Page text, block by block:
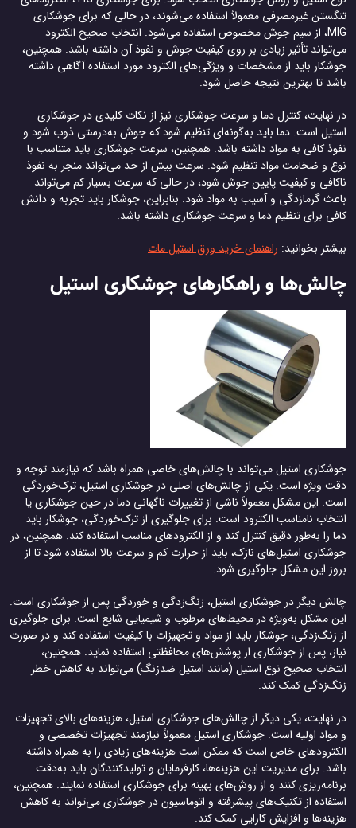
تنگستن غیرمصرفی معمولاً استفاده می‌شوند، در حالی که برای جوشکاری
MIG، از سیم جوش مخصوص استفاده می‌شود. انتخاب صحیح الکترود
می‌تواند تأثیر زیادی بر روی کیفیت جوش و نفوذ آن داشته باشد. همچنین،
جوشکار باید از مشخصات و ویژگی‌های الکترود مورد استفاده آگاهی داشته
باشد تا بهترین نتیجه حاصل شود.
در نهایت، کنترل دما و سرعت جوشکاری نیز از نکات کلیدی در جوشکاری
استیل است. دما باید به‌گونه‌ای تنظیم شود که جوش به‌درستی ذوب شود و
نفوذ کافی به مواد داشته باشد. همچنین، سرعت جوشکاری باید متناسب با
نوع و ضخامت مواد تنظیم شود. سرعت بیش از حد می‌تواند منجر به نفوذ
ناکافی و کیفیت پایین جوش شود، در حالی که سرعت بسیار کم می‌تواند
باعث گرمازدگی و آسیب به مواد شود. بنابراین، جوشکار باید تجربه و دانش
کافی برای تنظیم دما و سرعت جوشکاری داشته باشد.
بیشتر بخوانید: راهنمای خرید ورق استیل مات
چالش‌ها و راهکارهای جوشکاری استیل
جوشکاری استیل می‌تواند با چالش‌های خاصی همراه باشد که نیازمند توجه و
دقت ویژه است. یکی از چالش‌های اصلی در جوشکاری استیل، ترک‌خوردگی
است. این مشکل معمولاً ناشی از تغییرات ناگهانی دما در حین جوشکاری یا
انتخاب نامناسب الکترود است. برای جلوگیری از ترک‌خوردگی، جوشکار باید
دما را به‌طور دقیق کنترل کند و از الکترودهای مناسب استفاده کند. همچنین، در
جوشکاری استیل‌های نازک، باید از حرارت کم و سرعت بالا استفاده شود تا از
بروز این مشکل جلوگیری شود.
چالش دیگر در جوشکاری استیل، زنگ‌زدگی و خوردگی پس از جوشکاری است.
این مشکل به‌ویژه در محیط‌های مرطوب و شیمیایی شایع است. برای جلوگیری
از زنگ‌زدگی، جوشکار باید از مواد و تجهیزات با کیفیت استفاده کند و در صورت
نیاز، پس از جوشکاری از پوشش‌های محافظتی استفاده نماید. همچنین،
انتخاب صحیح نوع استیل (مانند استیل ضدزنگ) می‌تواند به کاهش خطر
زنگ‌زدگی کمک کند.
در نهایت، یکی دیگر از چالش‌های جوشکاری استیل، هزینه‌های بالای تجهیزات
و مواد اولیه است. جوشکاری استیل معمولاً نیازمند تجهیزات تخصصی و
الکترودهای خاص است که ممکن است هزینه‌های زیادی را به همراه داشته
باشد. برای مدیریت این هزینه‌ها، کارفرمایان و تولیدکنندگان باید به‌دقت
برنامه‌ریزی کنند و از روش‌های بهینه برای جوشکاری استفاده نمایند. همچنین،
استفاده از تکنیک‌های پیشرفته و اتوماسیون در جوشکاری می‌تواند به کاهش
هزینه‌ها و افزایش کارایی کمک کند.